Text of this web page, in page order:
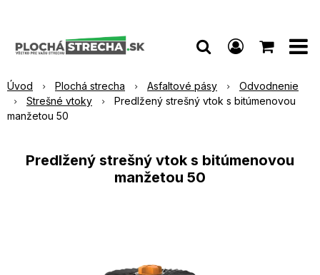
Úvod Plochá strecha Asfaltové pásy
Odvodnenie
Strešné vtoky
Predlžený strešný vtok s bitúmenovou
manžetou 50
Predlžený strešný vtok s bitúmenovou
manžetou 50